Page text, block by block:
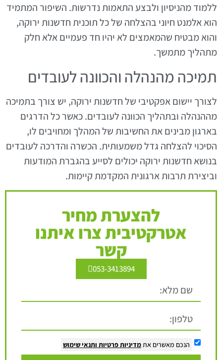
ללמוד מהניסיון ולבצע התאמות נדרשות. השיפור המתמיד
הוא אלמנט חיוני בהצלחה של כל תוכנית חדשנות ירוקה,
והוא מבטיח שהמאמצים לא יהיו חד פעמיים אלא חלק
מתהליך מתמשך.
תמיכה מהנהלה והכוונה לעובדים
לצורך יישום אפקטיבי של חדשנות ירוקה, יש צורך בתמיכה
מההנהלה ובתהליך הכוונה לעובדים. כאשר כל הדרגים
בארגון מבינים את החשיבות של המהלך ומחויבים לו,
הסיכוי להצלחה גדל משמעותית. הכשרה והדרכה לעובדים
בנושא חדשנות ירוקה יכולים לסייע בהגברת המודעות
וביצירת תרבות ארגונית המקדמת קיימות.
להצערת מחיר
אטרקטיבית צרו איתנו
קשר
053-3413894
הנכם מאשרים אתמדיניות פרטיות ותנאי שימוש